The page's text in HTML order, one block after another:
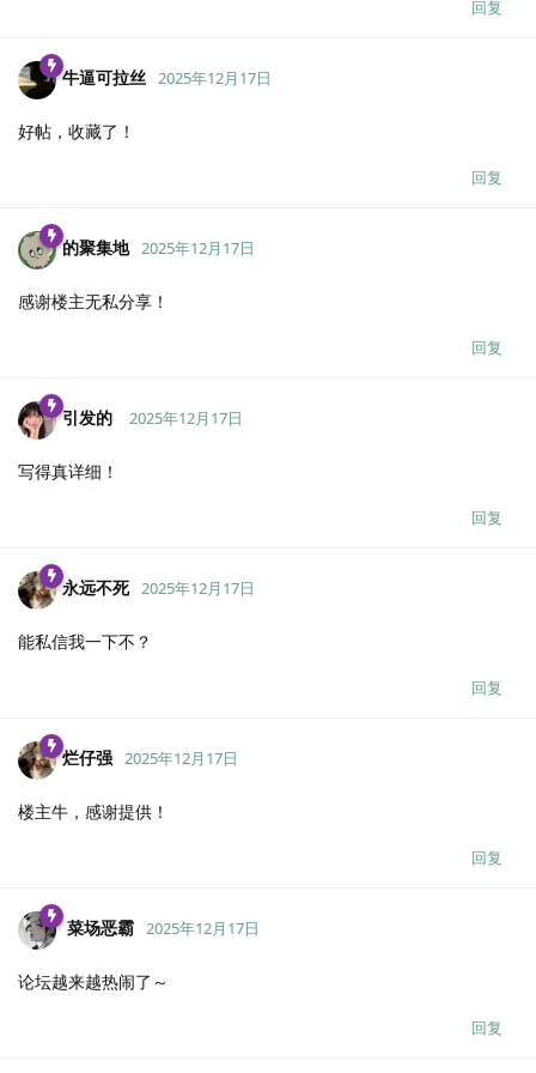
回复
牛逼可拉丝 2025年12月17日
好帖，收藏了！
回复
的聚集地 2025年12月17日
感谢楼主无私分享！
回复
引发的 2025年12月17日
写得真详细！
回复
永远不死 2025年12月17日
能私信我一下不？
回复
烂仔强 2025年12月17日
楼主牛，感谢提供！
回复
菜场恶霸 2025年12月17日
论坛越来越热闹了～
回复